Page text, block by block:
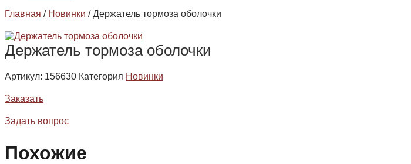
Главная / Новинки / Держатель тормоза оболочки
Держатель тормоза оболочки
Артикул: 156630 Категория Новинки
Заказать
Задать вопрос
Похожие